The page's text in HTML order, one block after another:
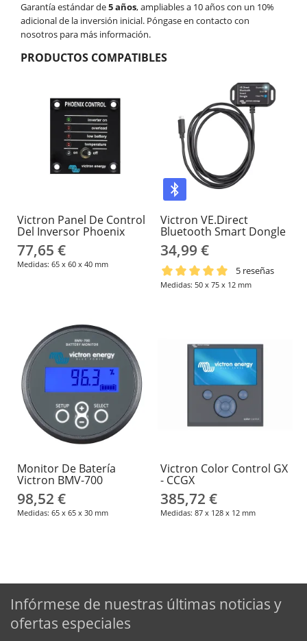
Garantía estándar de5 años, ampliables a 10 años con un 10%
adicional de la inversión inicial. Póngase en contacto con
nosotros para más información.
PRODUCTOS COMPATIBLES
Victron Panel De Control
Del Inversor Phoenix
77,65 €
Medidas: 65 x 60 x 40 mm
Victron VE.Direct
Bluetooth Smart Dongle
34,99 €
5 reseñas
Medidas: 50 x 75 x 12 mm
Monitor De Batería
Victron BMV-700
98,52 €
Medidas: 65 x 65 x 30 mm
Victron Color Control GX
- CCGX
385,72 €
Medidas: 87 x 128 x 12 mm
Infórmese de nuestras últimas noticias y
ofertas especiales